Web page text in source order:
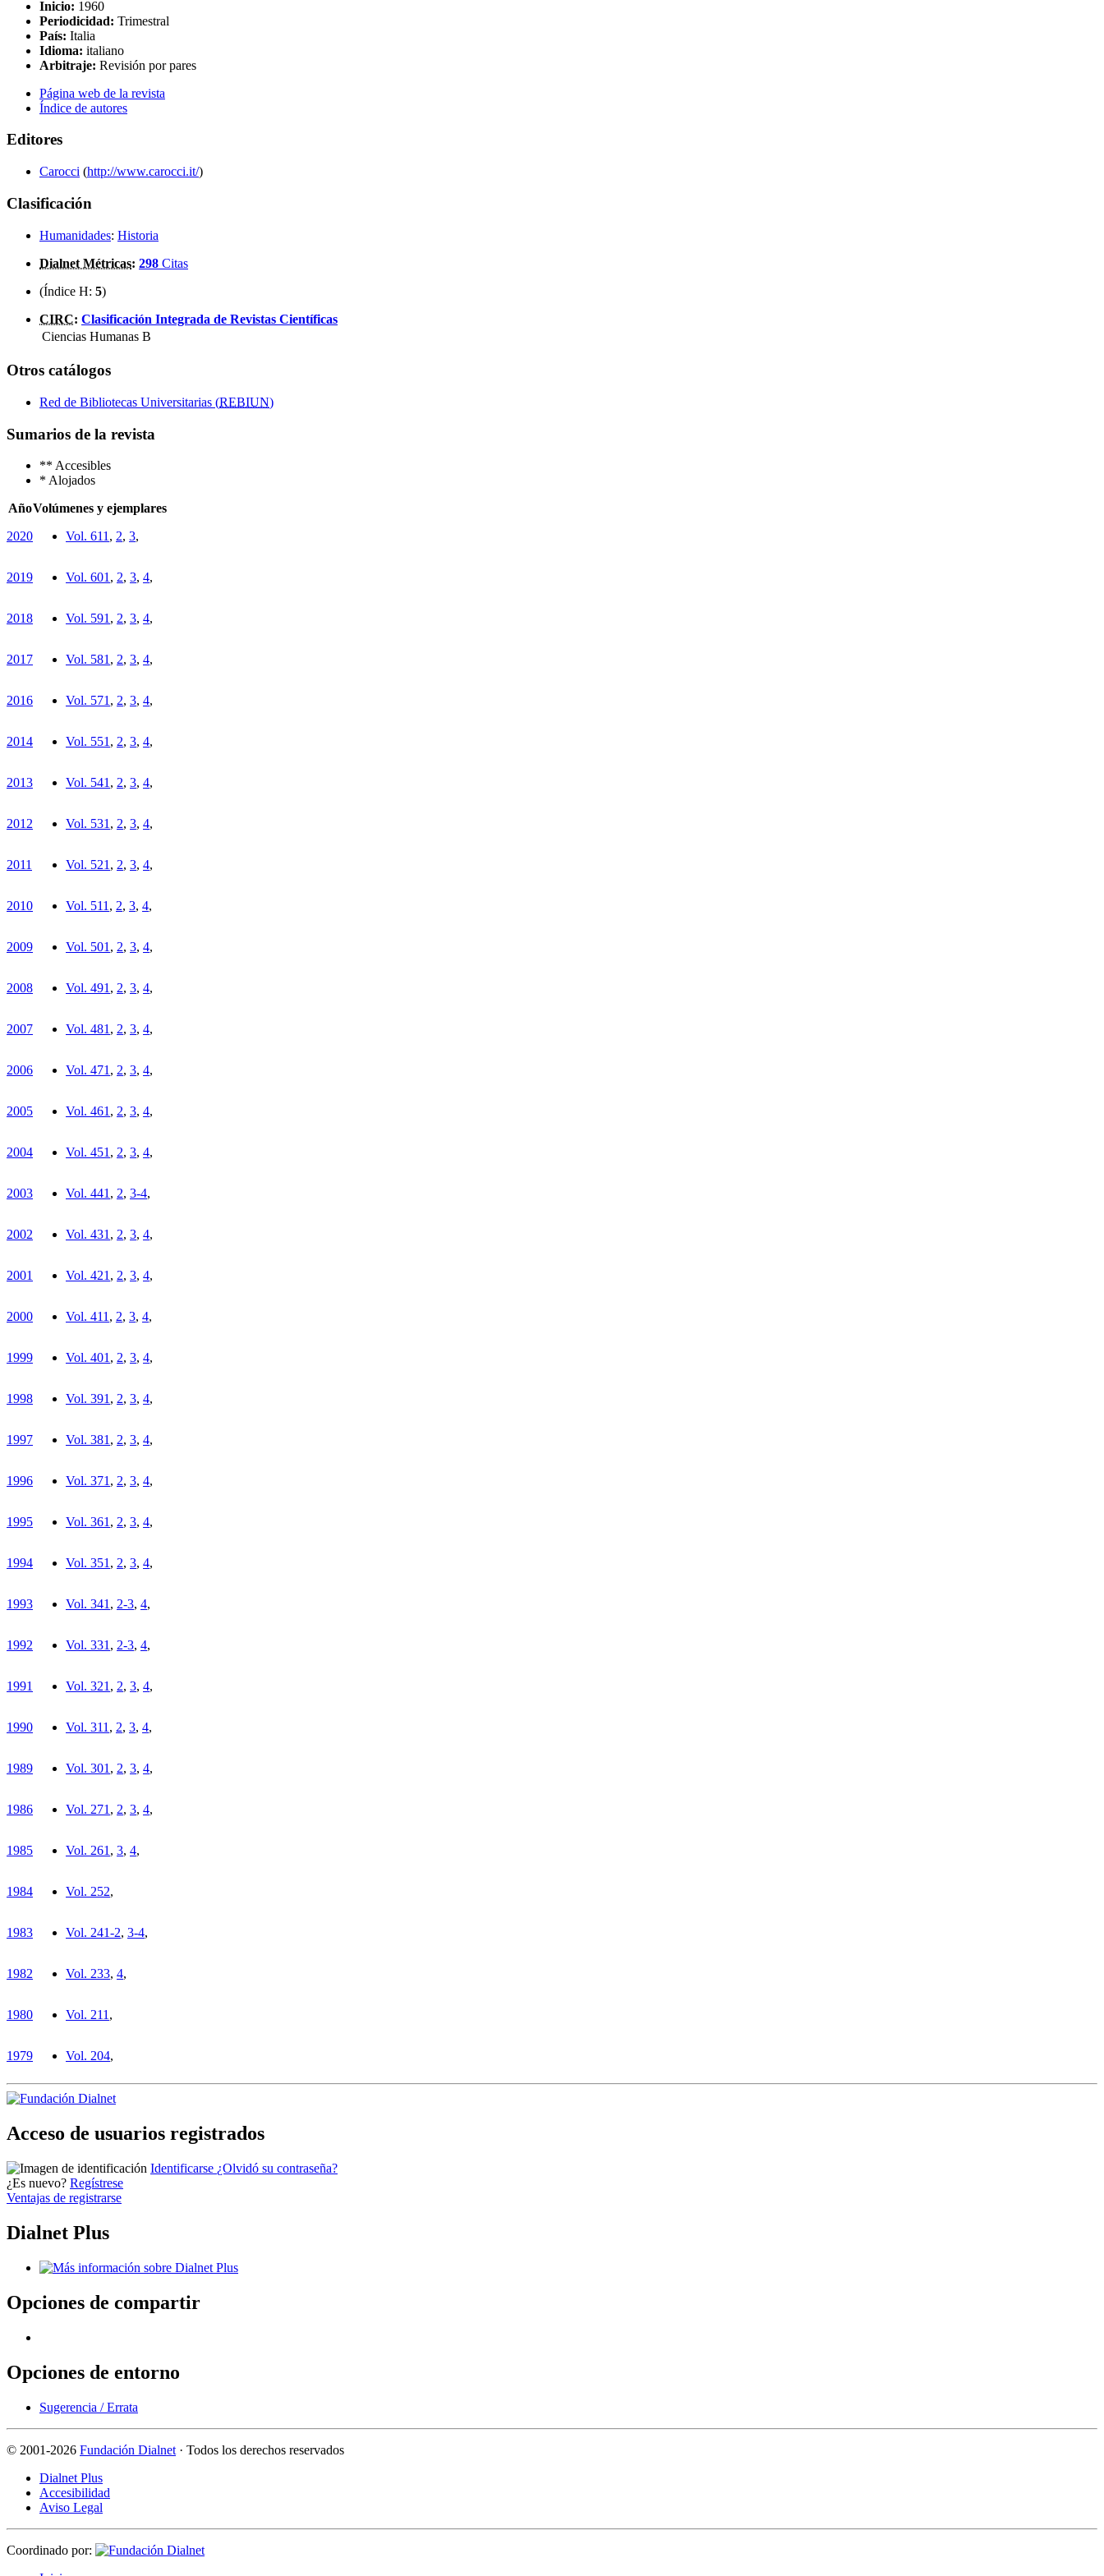
Inicio: 1960
Periodicidad: Trimestral
País: Italia
Idioma: italiano
Arbitraje: Revisión por pares
Página web de la revista
Índice de autores
Editores
Carocci (http://www.carocci.it/)
Clasificación
Humanidades: Historia
Dialnet Métricas: 298 Citas
(Índice H: 5)
CIRC: Clasificación Integrada de Revistas Científicas
Ciencias Humanas B
Otros catálogos
Red de Bibliotecas Universitarias (REBIUN)
Sumarios de la revista
** Accesibles
* Alojados
AñoVolúmenes y ejemplares
2020
Vol. 611, 2, 3,
2019 Vol. 601, 2, 3, 4,
2018 Vol. 591, 2, 3, 4,
2017 Vol. 581, 2, 3, 4,
2016 Vol. 571, 2, 3, 4,
2014 Vol. 551, 2, 3, 4,
2013 Vol. 541, 2, 3, 4,
2012 Vol. 531, 2, 3, 4,
2011 Vol. 521, 2, 3, 4,
2010 Vol. 511, 2, 3, 4,
2009 Vol. 501, 2, 3, 4,
2008 Vol. 491, 2, 3, 4,
2007 Vol. 481, 2, 3, 4,
2006 Vol. 471, 2, 3, 4,
2005 Vol. 461, 2, 3, 4,
2004 Vol. 451, 2, 3, 4,
2003 Vol. 441, 2, 3-4,
2002 Vol. 431, 2, 3, 4,
2001 Vol. 421, 2, 3, 4,
2000 Vol. 411, 2, 3, 4,
1999 Vol. 401, 2, 3, 4,
1998 Vol. 391, 2, 3, 4,
1997 Vol. 381, 2, 3, 4,
1996 Vol. 371, 2, 3, 4,
1995 Vol. 361, 2, 3, 4,
1994 Vol. 351, 2, 3, 4,
1993 Vol. 341, 2-3, 4,
1992 Vol. 331, 2-3, 4,
1991 Vol. 321, 2, 3, 4,
1990 Vol. 311, 2, 3, 4,
1989 Vol. 301, 2, 3, 4,
1986 Vol. 271, 2, 3, 4,
1985 Vol. 261, 3, 4,
1984 Vol. 252,
1983 Vol. 241-2, 3-4,
1982 Vol. 233, 4,
1980 Vol. 211,
1979 Vol. 204,
Acceso de usuarios registrados
Identificarse ¿Olvidó su contraseña?
¿Es nuevo? Regístrese
Ventajas de registrarse
Dialnet Plus
Opciones de compartir
Opciones de entorno
Sugerencia / Errata
© 2001-2026 Fundación Dialnet · Todos los derechos reservados
Dialnet Plus
Accesibilidad
Aviso Legal
Coordinado por: